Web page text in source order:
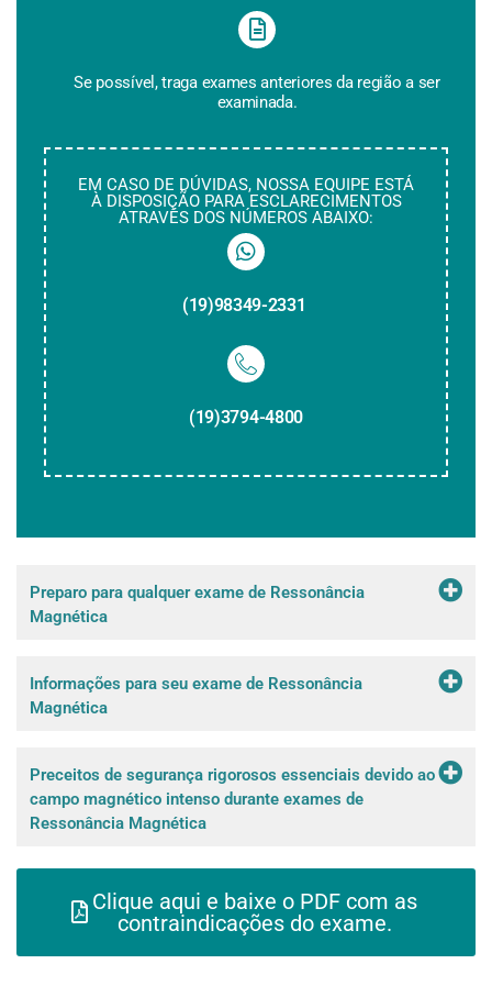
Se possível, traga exames anteriores da região a ser
examinada.
EM CASO DE DÚVIDAS, NOSSA EQUIPE ESTÁ
À DISPOSIÇÃO PARA ESCLARECIMENTOS
ATRAVÉS DOS NÚMEROS ABAIXO:
(19)98349-2331
(19)3794-4800
Preparo para qualquer exame de Ressonância
Magnética
Informações para seu exame de Ressonância
Magnética
Preceitos de segurança rigorosos essenciais devido ao
campo magnético intenso durante exames de
Ressonância Magnética
Clique aqui e baixe o PDF com as
contraindicações do exame.